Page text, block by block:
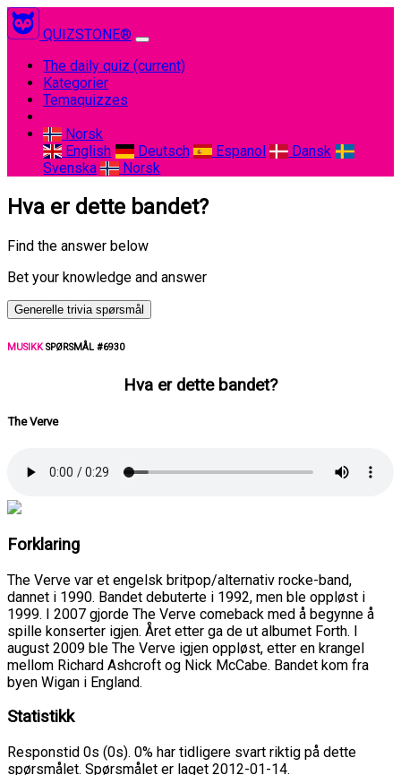
QUIZSTONE®
The daily quiz (current)
Kategorier
Temaquizzes
Norsk
English
Deutsch Espanol
Dansk
Svenska
Norsk
Hva er dette bandet?
Find the answer below
Bet your knowledge and answer
Generelle trivia spørsmål
MUSIKKSPØRSMÅL #6930
Hva er dette bandet?
The Verve
Forklaring
The Verve var et engelsk britpop/alternativ rocke-band,
dannet i 1990. Bandet debuterte i 1992, men ble oppløst i
1999. I 2007 gjorde The Verve comeback med å begynne å
spille konserter igjen. Året etter ga de ut albumet Forth. I
august 2009 ble The Verve igjen oppløst, etter en krangel
mellom Richard Ashcroft og Nick McCabe. Bandet kom fra
byen Wigan i England.
Statistikk
Responstid 0s (0s). 0% har tidligere svart riktig på dette
spørsmålet. Spørsmålet er laget 2012-01-14.